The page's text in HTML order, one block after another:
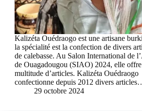
Kalizéta Ouédraogo est une artisane
la spécialité est la confection de divers
de calebasse. Au Salon International de
de Ouagadougou (SIAO) 2024, elle
multitude d’articles. Kalizéta Ouédraogo
confectionne depuis 2012 divers
29 octobre 2024